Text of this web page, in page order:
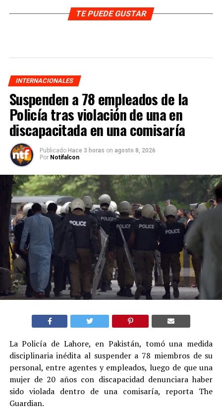
TE PUEDE GUSTAR
INTERNACIONALES
Suspenden a 78 empleados de la
Policía tras violación de una en
discapacitada en una comisaría
Publicado Hace 3 horas on agosto 8, 2026
Por Notifalcon
La Policía de Lahore, en Pakistán, tomó una medida
disciplinaria inédita al suspender a 78 miembros de su
personal, entre agentes y empleados, luego de que una
mujer de 20 años con discapacidad denunciara haber
sido violada dentro de una comisaría, reporta The
Guardian.